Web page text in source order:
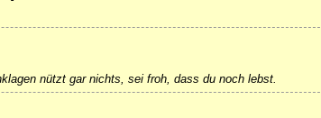
nützt gar nichts, sei froh, dass du noch lebst.